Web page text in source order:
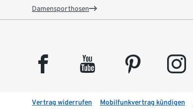
Damensporthosen
facebook youtube pinterest instagram
Vertrag widerrufen Mobilfunkvertrag kündigen